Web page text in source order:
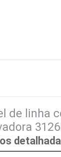
de linha